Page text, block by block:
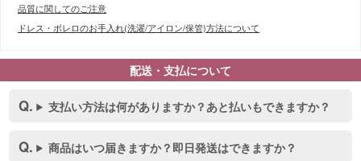
品質に関してのご注意
ドレス・ボレロのお手入れ(洗濯/アイロン/保管)方法について
配送・支払について
支払い方法は何がありますか？あと払いもできますか？
商品はいつ届きますか？即日発送はできますか？